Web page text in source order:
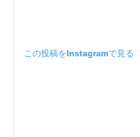
この投稿をInstagramで見る